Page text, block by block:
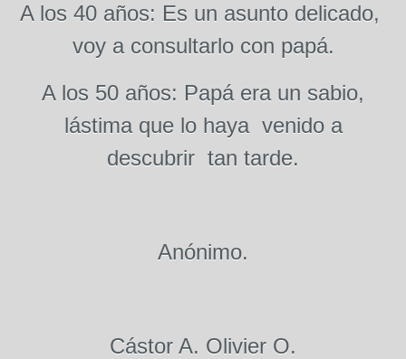
A los 40 años: Es un asunto delicado,
voy a consultarlo con papá.
A los 50 años: Papá era un sabio,
lástima que lo haya venido a
descubrir tan tarde.
Anónimo.
Cástor A. Olivier O.